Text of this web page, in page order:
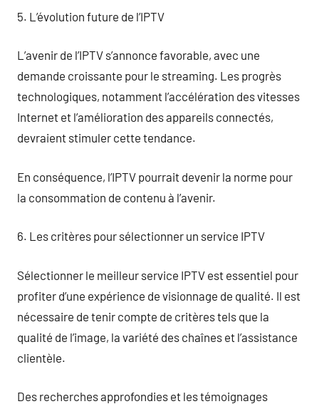
5. L’évolution future de l’IPTV
L’avenir de l’IPTV s’annonce favorable, avec une
demande croissante pour le streaming. Les progrès
technologiques, notamment l’accélération des vitesses
Internet et l’amélioration des appareils connectés,
devraient stimuler cette tendance.
En conséquence, l’IPTV pourrait devenir la norme pour
la consommation de contenu à l’avenir.
6. Les critères pour sélectionner un service IPTV
Sélectionner le meilleur service IPTV est essentiel pour
profiter d’une expérience de visionnage de qualité. Il est
nécessaire de tenir compte de critères tels que la
qualité de l’image, la variété des chaînes et l’assistance
clientèle.
Des recherches approfondies et les témoignages